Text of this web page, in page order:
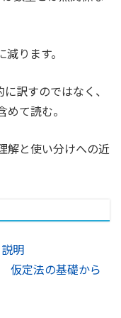
ります。
訳すのではなく、
て読む。
解と使い分けへの近
明
仮定法の基礎から